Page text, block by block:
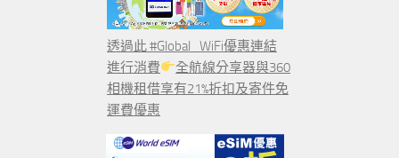
透過此 #Global_WiFi優惠連結
進行消費
全航線分享器與360
相機租借享有21%折扣及寄件免
運費優惠